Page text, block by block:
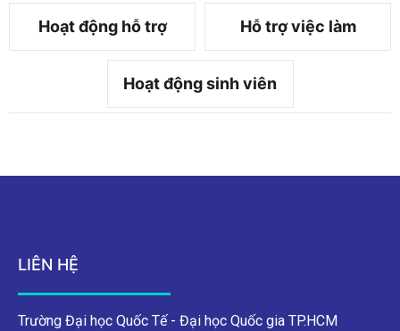
Hoạt động hỗ trợ Hỗ trợ việc làm
Hoạt động sinh viên
LIÊN HỆ
Trường Đại học Quốc Tế - Đại học Quốc gia TP.HCM